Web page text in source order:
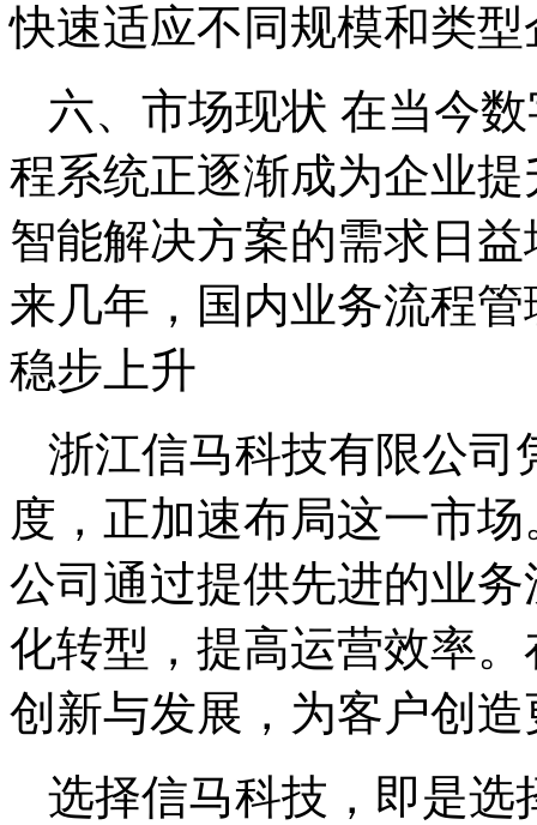
快速适应不同规模和类
六、市场现状 在当今
程系统正逐渐成为企业
智能解决方案的需求日
来几年，国内业务流程
稳步上升
浙江信马科技有限公司
度，正加速布局这一市
公司通过提供先进的业
化转型，提高运营效率
创新与发展，为客户创
选择信马科技，即是选